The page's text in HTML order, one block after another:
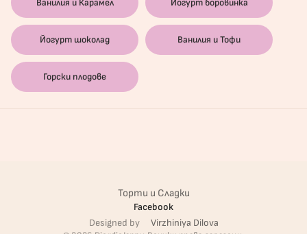
Ванилия и Карамел Йогурт боровинка
Йогурт шоколад Ванилия и Тофи
Горски плодове
Торти и Сладки
Facebook
Designed by
Virzhiniya Dilova